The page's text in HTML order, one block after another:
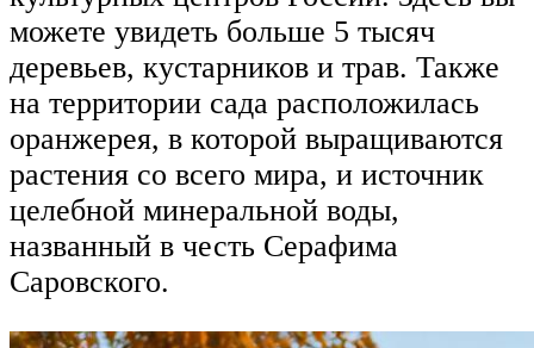
можете увидеть больше 5 тысяч
деревьев, кустарников и трав. Также
на территории сада расположилась
оранжерея, в которой выращиваются
растения со всего мира, и источник
целебной минеральной воды,
названный в честь Серафима
Саровского.